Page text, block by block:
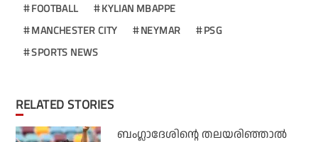
FOOTBALL
KYLIAN MBAPPE
MANCHESTER CITY
NEYMAR
PSG
SPORTS NEWS
RELATED STORIES
ബംഗ്ലാദേശിന്റെ തലയരിഞ്ഞാല്‍